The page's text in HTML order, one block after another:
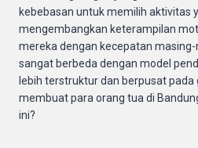
kebebasan untuk memilih aktivitas
mengembangkan keterampilan
mereka dengan kecepatan
sangat berbeda dengan model
lebih terstruktur dan berpusat pada
membuat para orang tua di
ini?